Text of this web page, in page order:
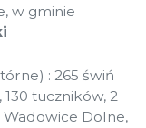
w gminie
: 265 świń
tuczników, 2
Wadowice Dolne,